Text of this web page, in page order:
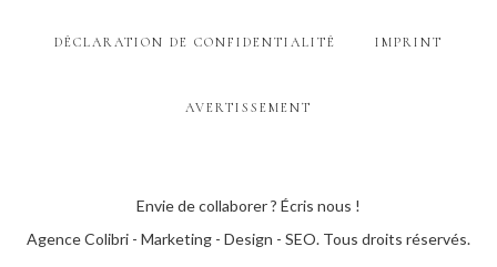
DÉCLARATION DE CONFIDENTIALITÉ IMPRINT
AVERTISSEMENT
Envie de collaborer ? Écris nous !
Agence Colibri - Marketing - Design - SEO. Tous droits réservés.